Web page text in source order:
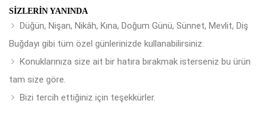
SIZLERIN YANINDA
Düğün, Nişan, Nikâh, Kına, Doğum Günü, Sünnet, Mevlit, Diş
Buğdayı gibi tüm özel günlerinizde kullanabilirsiniz.
Konuklarınıza size ait bir hatıra bırakmak isterseniz bu ürün
tam size göre.
Bizi tercih ettiğiniz için teşekkürler.